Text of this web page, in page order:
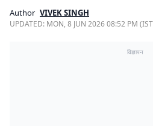
Author VIVEK SINGH
UPDATED: MON, 8 JUN 2026 08:52 PM
विज्ञापन